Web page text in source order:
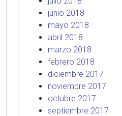
junio 2018
mayo 2018
abril 2018
marzo 2018
febrero 2018
diciembre 2017
noviembre 2017
octubre 2017
septiembre 2017